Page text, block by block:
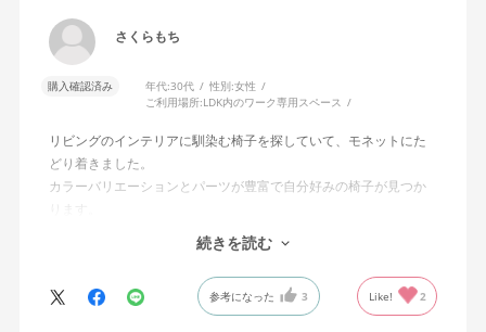
さくらもち
購入確認済み 年代:30代 性別:女性
ご利用場所:LDK内のワーク専用スペース
リビングのインテリアに馴染む椅子を探していて、モネットにた
どり着きました。
カラーバリエーションとパーツが豊富で自分好みの椅子が見つか
オフィスチェアにしては比較的コンパクトで家に置くのに最適で
した、座り心地も良く大変気に入っています。
今回どうしても欲しい色の組み合わせがあったので固定肘の物を
購入しましたが、欲を言えば稼働肘バージョンもバイカラーなど
続きを読む
参考になった 3 Like! 2